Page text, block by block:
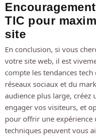
TIC pour
site
En conclusion, si vous
votre site web, il est
compte les tendances
réseaux sociaux et du
audience plus large,
engager vos visiteurs, et
pour offrir une expérience
techniques peuvent vous